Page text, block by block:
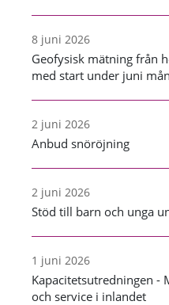
8 juni 2026
Geofysisk mätning från
med start under juni
2 juni 2026
Anbud snöröjning
2 juni 2026
Stöd till barn och unga
1 juni 2026
Kapacitetsutredningen -
och service i inlandet